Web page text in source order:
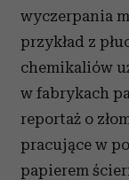
wyczerpania
przykład z
chemikaliów
w fabrykach
reportaż o
pracujące w
papierem